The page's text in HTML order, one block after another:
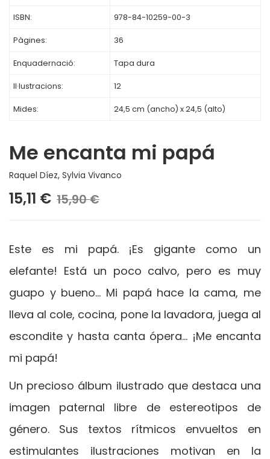
ISBN: 978-84-10259-00-3
Pàgines: 36
Enquadernació: Tapa dura
Il·lustracions: 12
Mides: 24,5 cm (ancho) x 24,5 (alto)
Me encanta mi papá
Raquel Díez, Sylvia Vivanco
15,11 € 15,90 €
Este es mi papá. ¡Es gigante como un
elefante! Está un poco calvo, pero es muy
guapo y bueno… Mi papá hace la cama, me
lleva al cole, cocina, pone la lavadora, juega al
escondite y hasta canta ópera… ¡Me encanta
mi papá!
Un precioso álbum ilustrado que destaca una
imagen paternal libre de estereotipos de
género. Sus textos rítmicos envueltos en
estimulantes ilustraciones motivan en la